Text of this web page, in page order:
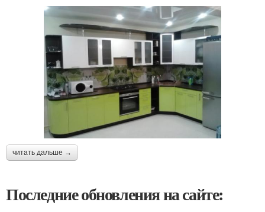
читать дальше →
Последние обновления на сайте: